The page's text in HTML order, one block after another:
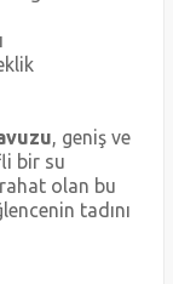
, geniş ve
bir su
olan bu
tadını